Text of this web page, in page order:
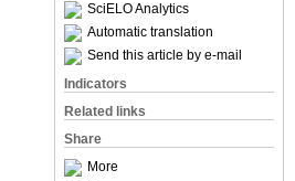
SciELO Analytics
Automatic translation
Send this article by e-mail
Indicators
Related links
Share
More